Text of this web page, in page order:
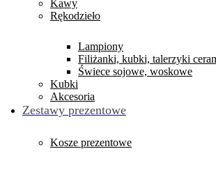
Kawy
Rękodzieło
Lampiony
Filiżanki, kubki, talerzyki
Świece sojowe, woskowe
Kubki
Akcesoria
Zestawy prezentowe
Kosze prezentowe